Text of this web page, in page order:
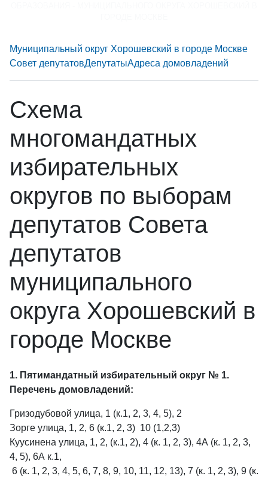
Муниципальный округ Хорошевский в городе Москве
Совет депутатовДепутатыАдреса домовладений
Схема
многомандатных
избирательных
округов по выборам
депутатов Совета
депутатов
муниципального
округа Хорошевский в
городе Москве
1. Пятимандатный избирательный округ № 1.
Перечень домовладений:
Гризодубовой улица, 1 (к.1, 2, 3, 4, 5), 2
Зорге улица, 1, 2, 6 (к.1, 2, 3) 10 (1,2,3)
Куусинена улица, 1, 2, (к.1, 2), 4 (к. 1, 2, 3), 4А (к. 1, 2, 3,
4, 5), 6А к.1,
6 (к. 1, 2, 3, 4, 5, 6, 7, 8, 9, 10, 11, 12, 13), 7 (к. 1, 2, 3), 9 (к.